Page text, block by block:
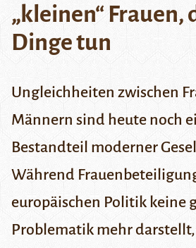
„kleinen“ Frauen,
Dinge tun
Ungleichheiten zwischen
Männern sind heute noch
Bestandteil moderner
Während
europäischen Politik keine
Problematik mehr